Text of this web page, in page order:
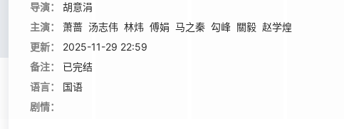
导演：
胡意涓
主演：
萧蔷 汤志伟 林炜 傅娟 马之秦 勾峰 關毅 赵学煌
更新：
2025-11-29 22:59
备注：
已完结
语言：
国语
剧情：